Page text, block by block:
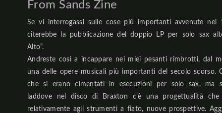
From Sands Zine
Se vi interrogassi sulle cose più importanti avvenute
citerebbe la pubblicazione del doppio LP per solo sax
Alto”.
Andreste così a incappare nei miei pesanti rimbrotti, dal
una delle opere musicali più importanti del secolo scorso.
che si erano cimentati in esecuzioni per solo sax, ma
laddove nel disco di Braxton c’è una progettualità
relativamente agli strumenti a fiato, nuove prospettive.